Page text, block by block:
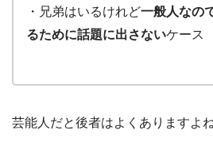
・兄弟はいるけれど一般人なの
るために話題に出さないケース
芸能人だと後者はよくありますよね